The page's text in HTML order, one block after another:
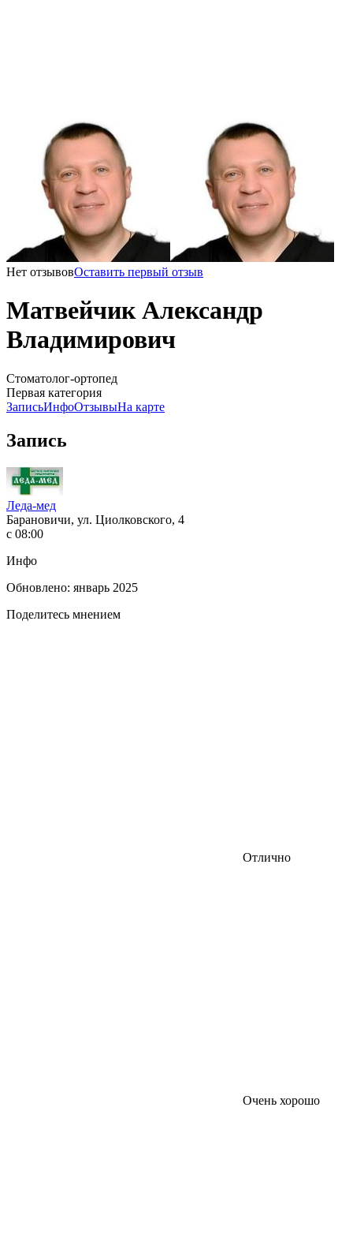
Нет отзывовОставить первый отзыв
Матвейчик Александр
Владимирович
Стоматолог-ортопед
Первая категория
ЗаписьИнфоОтзывыНа карте
Запись
Леда-мед
Барановичи, ул. Циолковского, 4
с 08:00
Инфо
Обновлено: январь 2025
Поделитесь мнением
Отлично
Очень хорошо